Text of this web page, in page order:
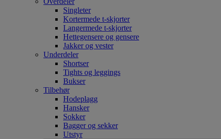
Singleter
Kortermede t-skjorter
Langermede t-skjorter
Hettegensere og gensere
Jakker og vester
Underdeler
Shortser
Tights og leggings
Bukser
Tilbehør
Hodeplagg
Hansker
Sokker
Bagger og sekker
Utstyr